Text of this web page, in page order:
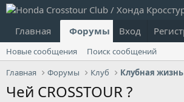
Главная Форумы Что нового?
Вход
Новые сообщения
Поиск сообщений
Главная
Форумы Клуб Клубная жизнь
Чей CROSSTOUR ?